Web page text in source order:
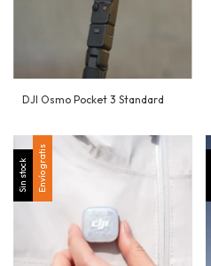
DJI Osmo Pocket 3 Standard
Sin stock Envío gratis